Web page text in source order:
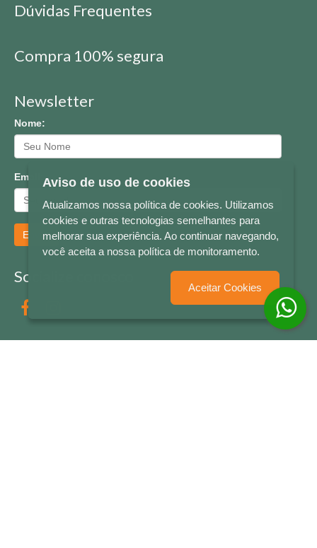
Dúvidas Frequentes
Compra 100% segura
Newsletter
Nome:
Email:
Enviar
Socialize conosco
Aviso de uso de cookies
Atualizamos nossa política de cookies. Utilizamos
cookies e outras tecnologias semelhantes para
melhorar sua experiência. Ao continuar navegando,
você aceita a nossa política de monitoramento.
Aceitar Cookies